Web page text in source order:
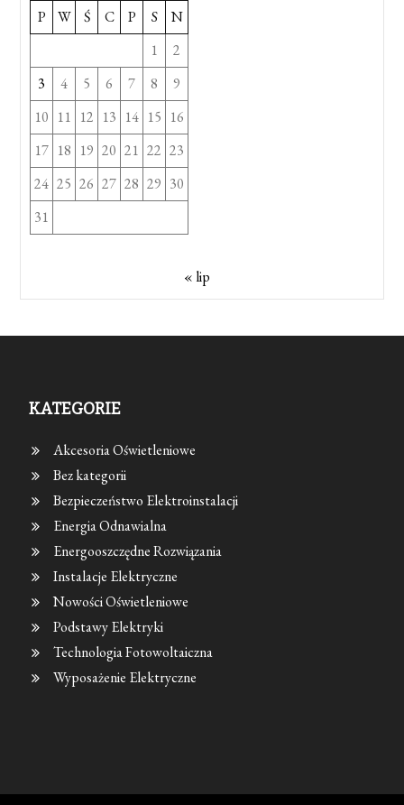
P W Ś C P S
N
1
2
3
4 5 6 7 8
9
10 11 12 13 14 15 16
17 18 19 20 21 22 23
24 25 26 27 28 29 30
31
« lip
KATEGORIE
Akcesoria Oświetleniowe
Bez kategorii
Bezpieczeństwo Elektroinstalacji
Energia Odnawialna
Energooszczędne Rozwiązania
Instalacje Elektryczne
Nowości Oświetleniowe
Podstawy Elektryki
Technologia Fotowoltaiczna
Wyposażenie Elektryczne